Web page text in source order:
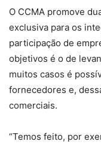
O CCMA promove
exclusiva para os
participação de
objetivos é o de
muitos casos é
fornecedores e,
comerciais.
“Temos feito, por